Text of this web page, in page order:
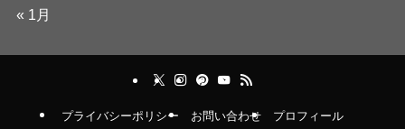
« 1月
プライバシーポリシー お問い合わせ プロフィール